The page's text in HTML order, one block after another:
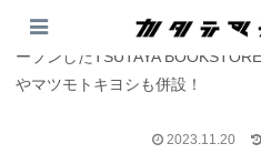
カタテマデザイン>お出かけ・グ
ープンしたTSUTAYA
やマツモトキヨシも併設！
2023.11.20